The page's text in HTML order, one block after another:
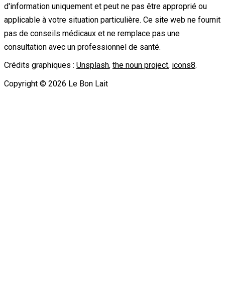
d'information uniquement et peut ne pas être approprié ou
applicable à votre situation particulière. Ce site web ne fournit
pas de conseils médicaux et ne remplace pas une
consultation avec un professionnel de santé.
Crédits graphiques : Unsplash, the noun project, icons8.
Copyright © 2026 Le Bon Lait